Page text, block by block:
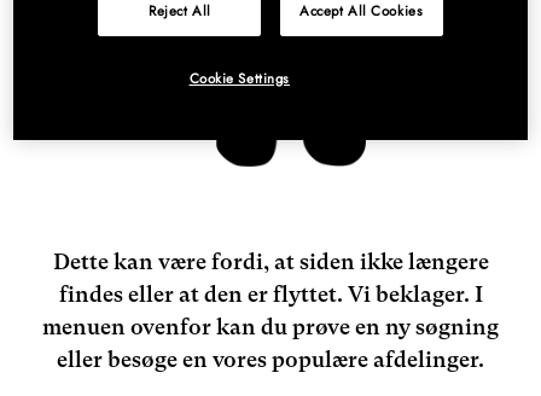
Dette kan være fordi, at siden ikke længere
findes eller at den er flyttet. Vi beklager. I
menuen ovenfor kan du prøve en ny søgning
eller besøge en vores populære afdelinger.
Reject All Accept All Cookies
Cookie Settings